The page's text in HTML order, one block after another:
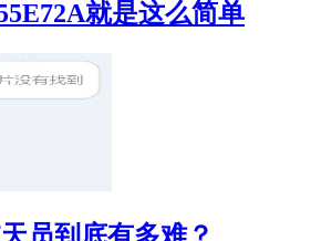
就是这么简单